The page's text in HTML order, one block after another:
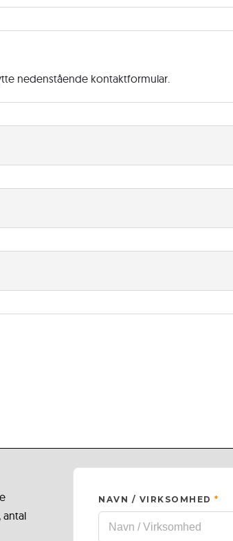
nedenstående kontaktformular.
NAVN / VIRKSOMHED*